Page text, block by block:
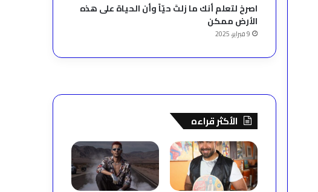
‫اصرخ لتعلم أنك ما زلتَ حيّاً وأن الحياة على هذه
الأرض ممكن
9 فبراير، 2025
الأكثر قراءه